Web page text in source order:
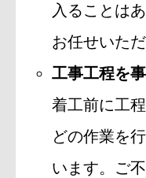
入ることは
お任せいただ
工事工程を
着工前に工
どの作業を
います。ご